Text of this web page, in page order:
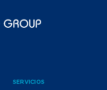
SERVICIOS